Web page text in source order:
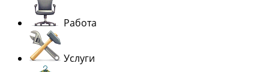
Работа
Услуги